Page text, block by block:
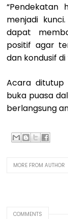
“Pendekatan
menjadi
dapat
positif agar
dan kondusif
Acara ditutup
buka puasa
berlangsung
MORE FROM AUTHOR
COMMENTS